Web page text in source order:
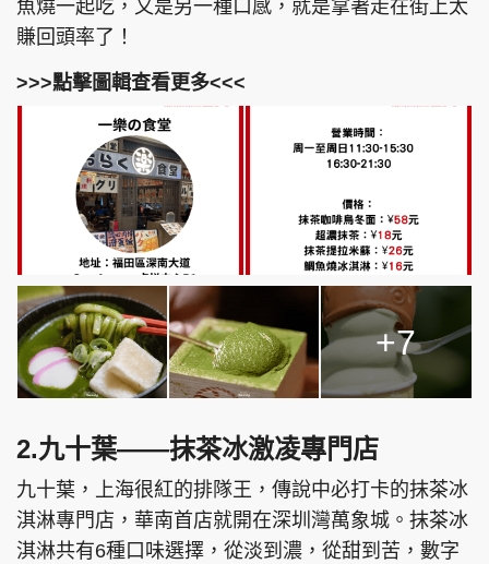
魚燒一起吃，又是另一種口感，就是拿著走在街上太
賺回頭率了！
>>>點擊圖輯查看更多<<<
+7
2.九十葉——抹茶冰激凌專門店
九十葉，上海很紅的排隊王，傳說中必打卡的抹茶冰
淇淋專門店，華南首店就開在深圳灣萬象城。抹茶冰
淇淋共有6種口味選擇，從淡到濃，從甜到苦，數字